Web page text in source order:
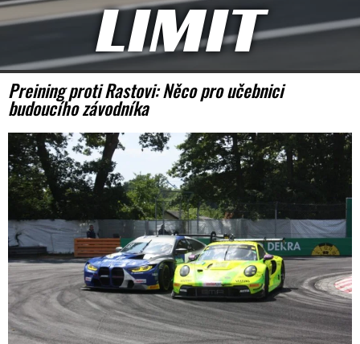
LIMIT
Preining proti Rastovi: Něco pro učebnici
budoucího závodníka